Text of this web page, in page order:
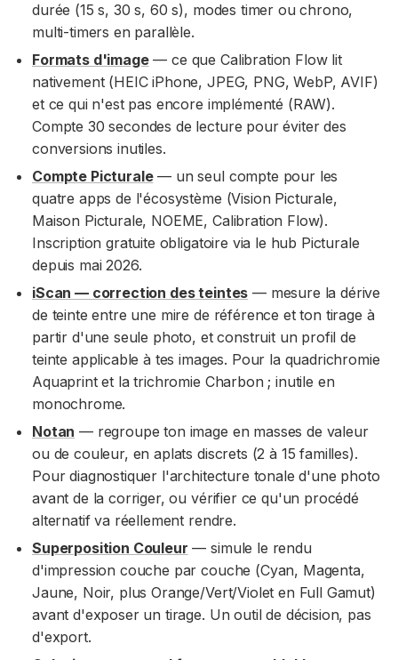
durée (15 s, 30 s, 60 s), modes timer ou chrono,
multi-timers en parallèle.
Formats d'image— ce que Calibration Flow lit
nativement (HEIC iPhone, JPEG, PNG, WebP, AVIF)
et ce qui n'est pas encore implémenté (RAW).
Compte 30 secondes de lecture pour éviter des
conversions inutiles.
Compte Picturale— un seul compte pour les
quatre apps de l'écosystème (Vision Picturale,
Maison Picturale, NOEME, Calibration Flow).
Inscription gratuite obligatoire via le hub Picturale
depuis mai 2026.
iScan — correction des teintes — mesure la dérive
de teinte entre une mire de référence et ton tirage à
partir d'une seule photo, et construit un profil de
teinte applicable à tes images. Pour la quadrichromie
Aquaprint et la trichromie Charbon ; inutile en
monochrome.
Notan — regroupe ton image en masses de valeur
ou de couleur, en aplats discrets (2 à 15 familles).
Pour diagnostiquer l'architecture tonale d'une photo
avant de la corriger, ou vérifier ce qu'un procédé
alternatif va réellement rendre.
Superposition Couleur — simule le rendu
d'impression couche par couche (Cyan, Magenta,
Jaune, Noir, plus Orange/Vert/Violet en Full Gamut)
avant d'exposer un tirage. Un outil de décision, pas
d'export.